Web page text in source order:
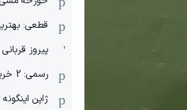
قطعی:
پیروز
رسمی: 2 خرید استقلال به آلومینیوم رفتند(عکس)
ژاپن